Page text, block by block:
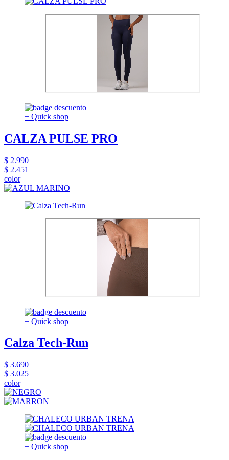
+ Quick shop
CALZA PULSE PRO
$ 2.990
$ 2.451
color
+ Quick shop
Calza Tech-Run
$ 3.690
$ 3.025
color
+ Quick shop